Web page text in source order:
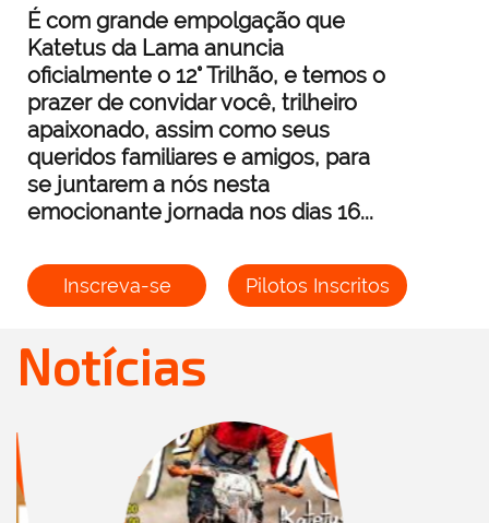
É com grande empolgação que
Katetus da Lama anuncia
oficialmente o 12° Trilhão, e temos o
prazer de convidar você, trilheiro
apaixonado, assim como seus
queridos familiares e amigos, para
se juntarem a nós nesta
emocionante jornada nos dias 16...
Inscreva-se Pilotos Inscritos
Notícias